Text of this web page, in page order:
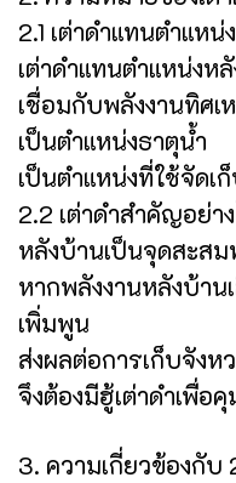
2.1 เต่าดำแทนตำแหน่
เต่าดำแทนตำแหน่งห
เชื่อมกับพลังงานทิศเ
เป็นตำแหน่งธาตุน้ำ
เป็นตำแหน่งที่ใช้จัดเ
2.2 เต่าดำสำคัญอย่า
หลังบ้านเป็นจุดสะสม
หากพลังงานหลังบ้าน
เพิ่มพูน
ส่งผลต่อการเก็บจังห
จึงต้องมีฮู้เต่าดำเพื่อ
3. ความเกี่ยวข้องกับ